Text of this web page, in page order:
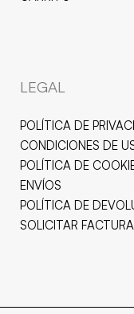
LEGAL
POLÍTICA DE
CONDICIONES DE
POLÍTICA DE
ENVÍOS
POLÍTICA DE
SOLICITAR FACTURA